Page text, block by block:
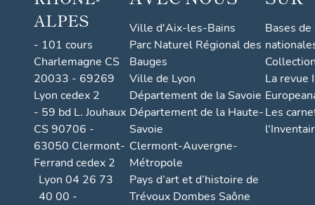
ALPES
- 101 cours
Charlemagne CS
20033 - 69269
Lyon cedex 2
- 59 bd L. Jouhaux
CS 90706 -
63050 Clermont-
Ferrand cedex 2
Lyon 04 26 73
40 00 -
Ville d'Aix-les-Bains
Parc Naturel Régional des
Bauges
Ville de Lyon
Département de la Savoie
Département de la Haute-
Savoie
Clermont-Auvergne-
Métropole
Pays d’art et d’histoire de
Trévoux Dombes Saône
Bases
La revue
Les